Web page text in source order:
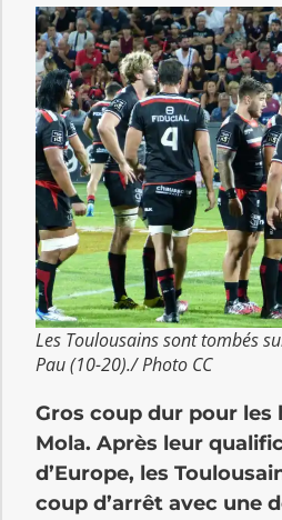
Les Toulousains sont tombés
Pau (10-20)./ Photo CC
Gros coup dur pour les
Mola. Après leur
d’Europe, les
coup d’arrêt avec une